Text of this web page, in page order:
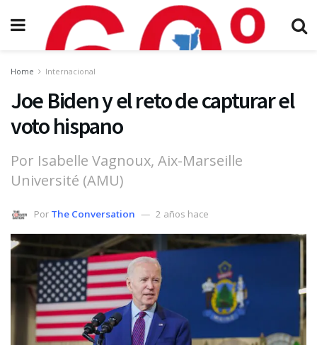
Home Internacional
Joe Biden y el reto de capturar el
voto hispano
Por Isabelle Vagnoux, Aix-Marseille
Université (AMU)
Por The Conversation 2 años hace